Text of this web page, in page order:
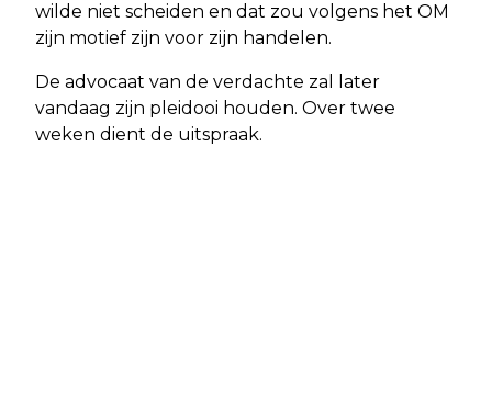
wilde niet scheiden en dat zou volgens het OM
zijn motief zijn voor zijn handelen.
De advocaat van de verdachte zal later
vandaag zijn pleidooi houden. Over twee
weken dient de uitspraak.